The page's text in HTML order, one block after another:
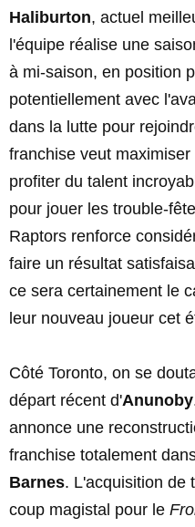
Haliburton, actuel
l'équipe réalise une
à mi-saison, en position
potentiellement avec
dans la lutte pour
franchise veut
profiter du talent
pour jouer les trouble-
Raptors renforce
faire un résultat
ce sera certainement le
leur nouveau joueur cet
Côté Toronto, on se
départ récent d'Anunoby
annonce une
franchise totalement
Barnes. L'acquisition de
coup magistal pour le